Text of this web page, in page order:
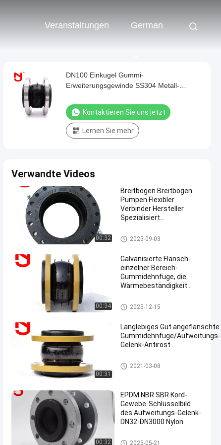
Veranstaltungen German
DN100 Einkugel Gummi-
Erweiterungsgewinde SS304 Metall-
Kontaktieren Sie uns jetzt
Lernen Sie mehr
Verwandte Videos
00:32
Breitbogen Breitbogen
Pumpen Flexibler
Verbinder Hersteller
Spezialisiert
epdm Gummidehnfuge
2025-09-03
00:34
Galvanisierte Flansch-
einzelner Bereich-
Gummidehnfuge, die
Wärmebeständigkeit
Gummidehnfuge des einzelne
n Bereichs
2025-12-15
00:31
Langlebiges Gut angeflanschte
Gummidehnfuge/Aufweitungs-
Gelenk-Antirost
Gummidehnfuge des einzelnen Berei
chs
2021-03-08
00:32
EPDM NBR SBR Kord-
Gewebe-Schlüsselbild
des Aufweitungs-Gelenk-
DN32-DN3000 Nylon
Gummidehnfuge des einzelne
2025-05-21